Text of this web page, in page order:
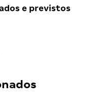
e previstos